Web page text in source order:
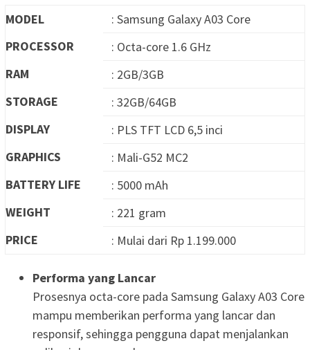
MODEL
: Samsung Galaxy A03 Core
PROCESSOR
: Octa-core 1.6 GHz
RAM
: 2GB/3GB
STORAGE
: 32GB/64GB
DISPLAY
: PLS TFT LCD 6,5 inci
GRAPHICS
: Mali-G52 MC2
BATTERY LIFE
: 5000 mAh
WEIGHT
: 221 gram
PRICE
: Mulai dari Rp 1.199.000
Performa yang Lancar
Prosesnya octa-core pada Samsung Galaxy A03 Core
mampu memberikan performa yang lancar dan
responsif, sehingga pengguna dapat menjalankan